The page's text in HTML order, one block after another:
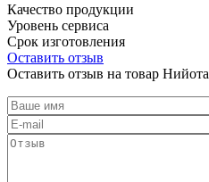
Качество продукции
Уровень сервиса
Срок изготовления
Оставить отзыв
Оставить отзыв на товар Нийота